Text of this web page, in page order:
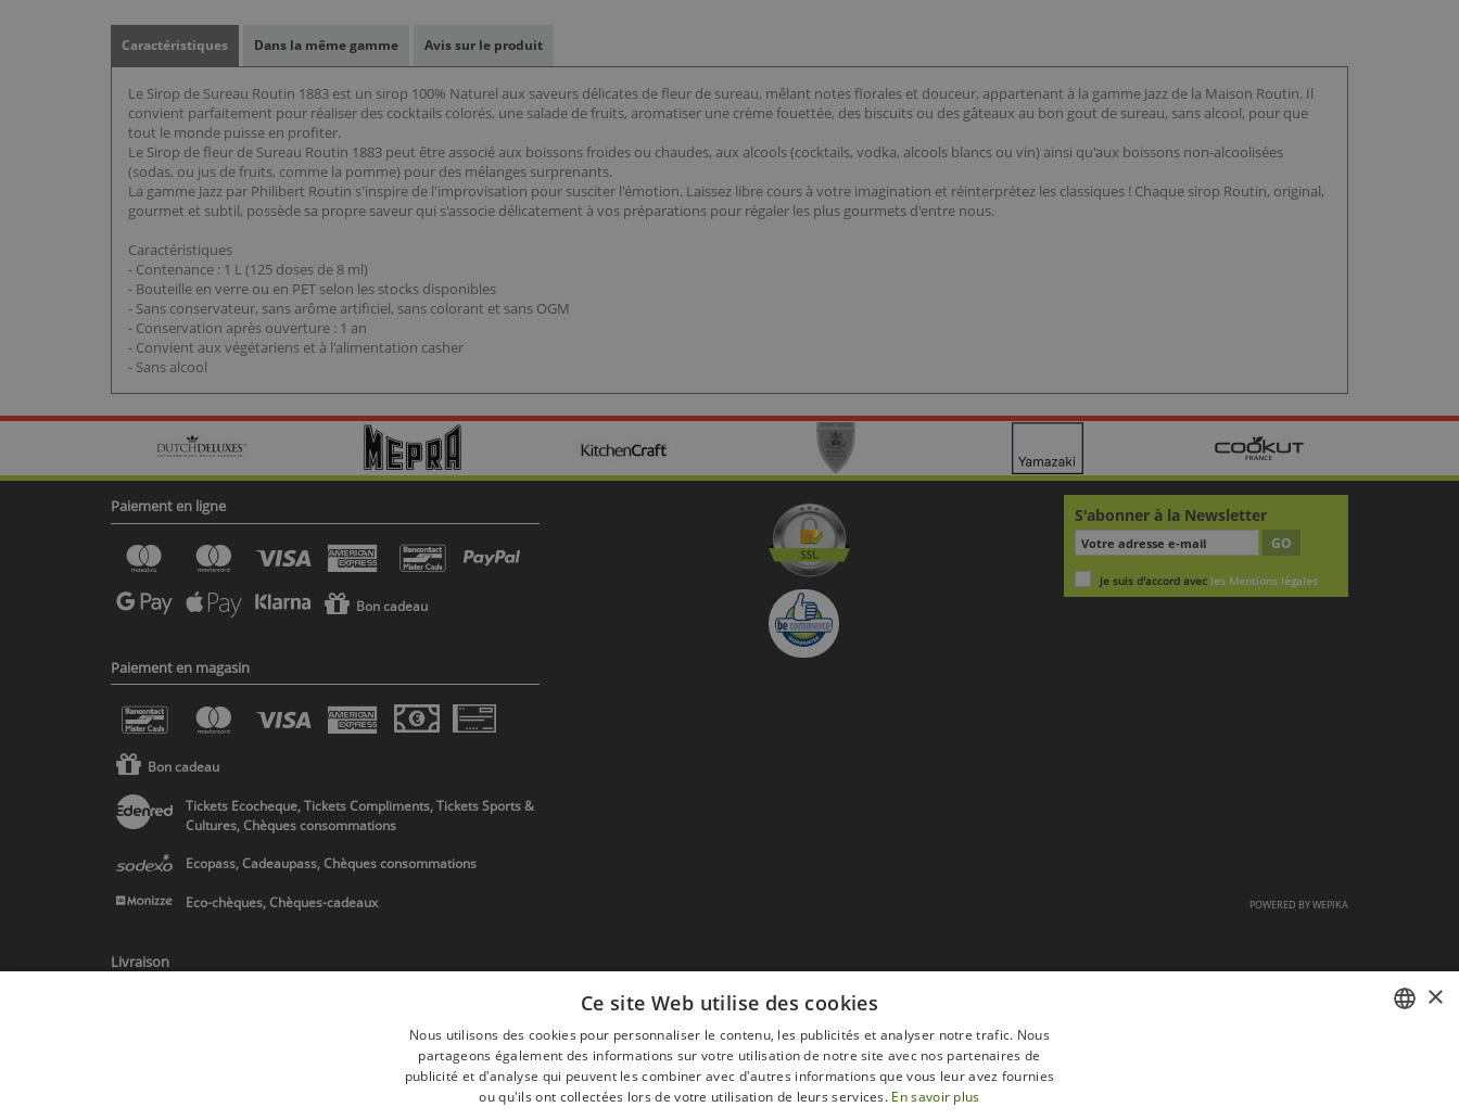
Caractéristiques Dans la même gamme Avis sur le produit
Le Sirop de Sureau Routin 1883 est un sirop 100% Naturel aux saveurs délicates de fleur de sureau, mêlant notes florales et douceur, appartenant à la gamme Jazz de la Maison Routin. Il
convient parfaitement pour réaliser des cocktails colorés, une salade de fruits, aromatiser une crème fouettée, des biscuits ou des gâteaux au bon gout de sureau, sans alcool, pour que
tout le monde puisse en profiter.
Le Sirop de fleur de Sureau Routin 1883 peut être associé aux boissons froides ou chaudes, aux alcools (cocktails, vodka, alcools blancs ou vin) ainsi qu'aux boissons non-alcoolisées
(sodas, ou jus de fruits, comme la pomme) pour des mélanges surprenants.
La gamme Jazz par Philibert Routin s'inspire de l'improvisation pour susciter l'émotion. Laissez libre cours à votre imagination et réinterprétez les classiques ! Chaque sirop Routin, original,
gourmet et subtil, possède sa propre saveur qui s'associe délicatement à vos préparations pour régaler les plus gourmets d'entre nous.
Caractéristiques
- Contenance : 1 L (125 doses de 8 ml)
- Bouteille en verre ou en PET selon les stocks disponibles
- Sans conservateur, sans arôme artificiel, sans colorant et sans OGM
- Conservation après ouverture : 1 an
- Convient aux végétariens et à l'alimentation casher
- Sans alcool
Paiement en ligne
Bon cadeau
Paiement en magasin
Bon cadeau
Tickets Ecocheque, Tickets Compliments, Tickets Sports &
Cultures, Chèques consommations
Ecopass, Cadeaupass, Chèques consommations
Eco-chèques, Chèques-cadeaux
Livraison
* Livraison en Belgique/France/Pays-Bas et partout en Europe sur devis
S'abonner à la Newsletter
GO
Je suis d'accord avec les Mentions légales
POWERED BYWEPIKA
×
Ce site Web utilise des cookies
Nous utilisons des cookies pour personnaliser le contenu, les publicités et analyser notre trafic. Nous
partageons également des informations sur votre utilisation de notre site avec nos partenaires de
publicité et d'analyse qui peuvent les combiner avec d'autres informations que vous leur avez fournies
ou qu'ils ont collectées lors de votre utilisation de leurs services. En savoir plus